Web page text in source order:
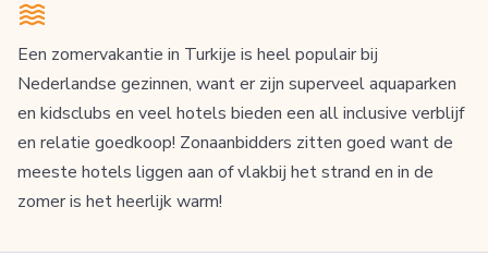
Een zomervakantie in Turkije is heel populair bij
Nederlandse gezinnen, want er zijn superveel aquaparken
en kidsclubs en veel hotels bieden een all inclusive verblijf
en relatie goedkoop! Zonaanbidders zitten goed want de
meeste hotels liggen aan of vlakbij het strand en in de
zomer is het heerlijk warm!